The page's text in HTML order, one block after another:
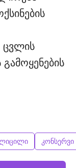
ცვლის
კონსერვი